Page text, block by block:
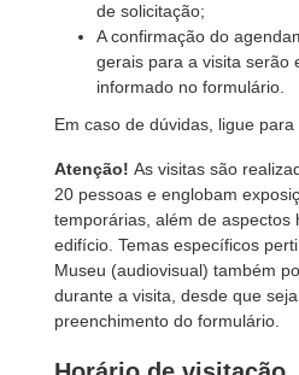
de solicitação;
A confirmação do
gerais para a visita serão
informado no formulário.
Em caso de dúvidas, ligue para
Atenção! As visitas são
20 pessoas e englobam
temporárias, além de aspectos
edifício. Temas específicos
Museu (audiovisual) também
durante a visita, desde que
preenchimento do formulário.